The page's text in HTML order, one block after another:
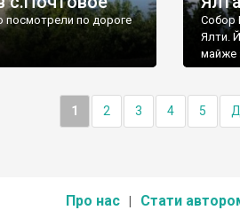
по дороге
Собор
Ялти.
майже
1 2 3 4 5
Про нас Стати